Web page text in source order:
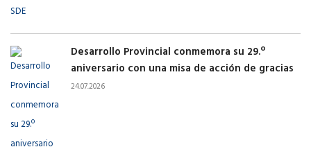
Desarrollo Provincial conmemora su 29.º
aniversario con una misa de acción de gracias
24.07.2026